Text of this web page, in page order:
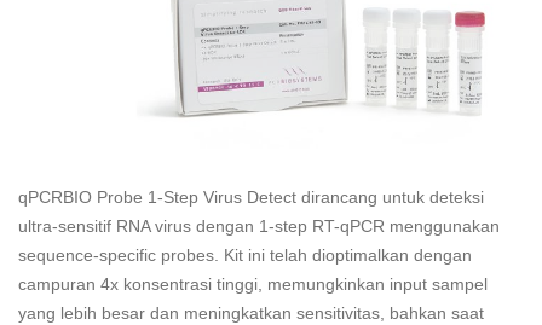
qPCRBIO Probe 1-Step Virus Detect dirancang untuk deteksi
ultra-sensitif RNA virus dengan 1-step RT-qPCR menggunakan
sequence-specific probes. Kit ini telah dioptimalkan dengan
campuran 4x konsentrasi tinggi, memungkinkan input sampel
yang lebih besar dan meningkatkan sensitivitas, bahkan saat